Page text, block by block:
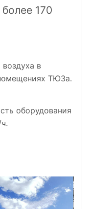
170
в
ТЮЗа.
оборудования